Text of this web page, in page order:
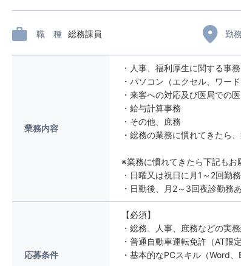
職 種 総務課員 勤
業務内容
・人事、福利厚生に関する事務
・パソコン（エクセル、ワー
・来客への対応及び医局での
・給与計算事務
・その他、庶務
・総務の業務に慣れてきたら
※業務に慣れてきたら下記もお
・日曜又は祝日に月1～2回勤
・日勤後、月2～3回夜診勤務
応募条件
【必須】
・総務、人事、庶務などの実
・普通自動車運転免許（AT限定
・基本的なPCスキル（Word、